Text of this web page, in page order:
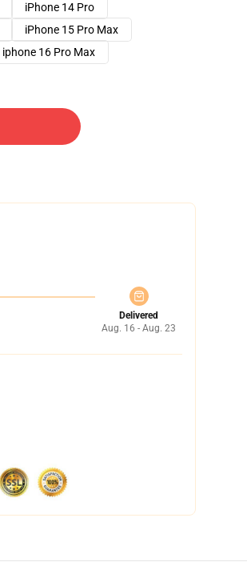
iPhone 14 Pro
iPhone 15 Pro Max
iphone 16 Pro Max
Delivered
Aug. 16 - Aug. 23